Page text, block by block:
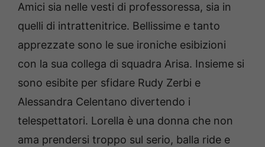
Amici sia nelle vesti di professoressa, sia in
quelli di intrattenitrice. Bellissime e tanto
apprezzate sono le sue ironiche esibizioni
con la sua collega di squadra Arisa. Insieme si
sono esibite per sfidare Rudy Zerbi e
Alessandra Celentano divertendo i
telespettatori. Lorella è una donna che non
ama prendersi troppo sul serio, balla ride e